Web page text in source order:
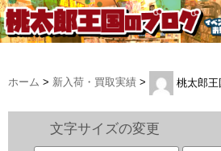
ホーム > 新入荷・買取実績 > 桃太郎
文字サイズの変更